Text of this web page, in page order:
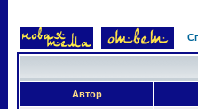
Автор